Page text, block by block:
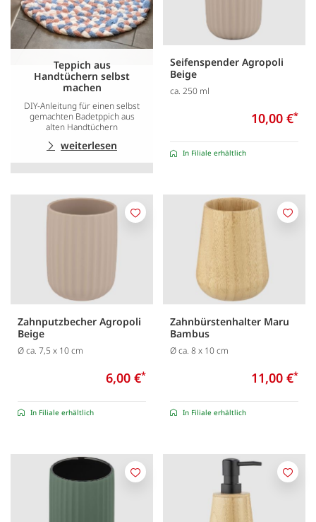
Teppich aus
Handtüchern selbst
machen
DIY-Anleitung für einen selbst
gemachten Badetppich aus
alten Handtüchern
weiterlesen
Seifenspender Agropoli
Beige
ca. 250 ml
10,00 €*
In Filiale erhältlich
Zahnputzbecher Agropoli
Beige
Ø ca. 7,5 x 10 cm
6,00 €*
In Filiale erhältlich
Merken
Zahnbürstenhalter Maru
Bambus
Ø ca. 8 x 10 cm
11,00 €*
In Filiale erhältlich
Merken